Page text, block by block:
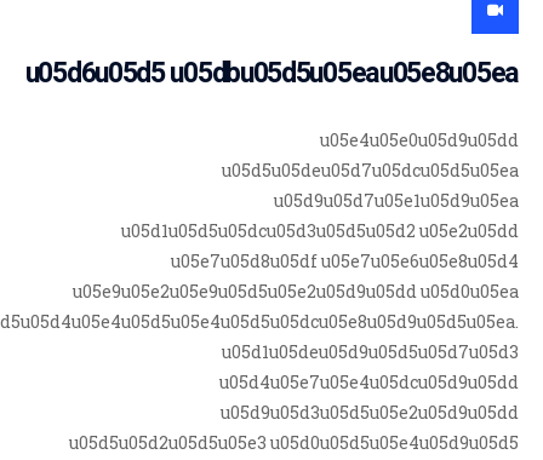
u05d6u05d5 u05dbu05d5u05eau05e8u05ea
u05e4u05e0u05d9u05dd
u05d5u05deu05d7u05dcu05d5u05ea
u05d9u05d7u05e1u05d9u05ea
u05d1u05d5u05dcu05d3u05d5u05d2 u05e2u05dd
u05e7u05d8u05df u05e7u05e6u05e8u05d4
u05e9u05e2u05e9u05d5u05e2u05d9u05dd u05d0u05ea
u05d1u05deu05d9u05d5u05d7u05d3
u05d4u05e7u05e4u05dcu05d9u05dd
u05d9u05d3u05d5u05e2u05d9u05dd
u05d5u05d2u05d5u05e3 u05d0u05d5u05e4u05d9u05d5